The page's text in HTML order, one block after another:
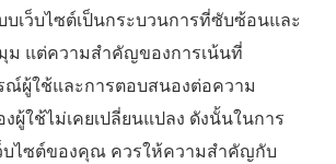
บเว็บไซต์เป็นกระบวนการที่ซับซ้อนและ
ม แต่ความสำคัญของการเน้นที่
ณ์ผู้ใช้และการตอบสนองต่อความ
ผู้ใช้ไม่เคยเปลี่ยนแปลง ดังนั้นในการ
บไซต์ของคุณ ควรให้ความสำคัญกับ